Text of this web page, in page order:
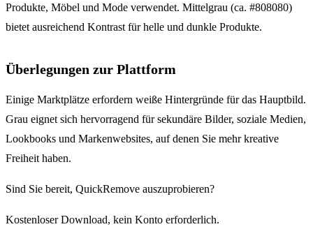
Produkte, Möbel und Mode verwendet. Mittelgrau (ca. #808080)
bietet ausreichend Kontrast für helle und dunkle Produkte.
Überlegungen zur Plattform
Einige Marktplätze erfordern weiße Hintergründe für das Hauptbild.
Grau eignet sich hervorragend für sekundäre Bilder, soziale Medien,
Lookbooks und Markenwebsites, auf denen Sie mehr kreative
Freiheit haben.
Sind Sie bereit, QuickRemove auszuprobieren?
Kostenloser Download, kein Konto erforderlich.